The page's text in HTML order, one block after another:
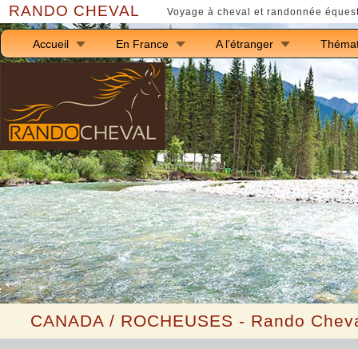
RANDO CHEVAL Voyage à cheval et randonnée
Accueil En France A l'étranger
CANADA / ROCHEUSES - Rando